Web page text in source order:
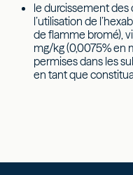
le durcissement
l’utilisation de
de flamme bromé),
mg/kg (0,0075% en
permises dans les
en tant que